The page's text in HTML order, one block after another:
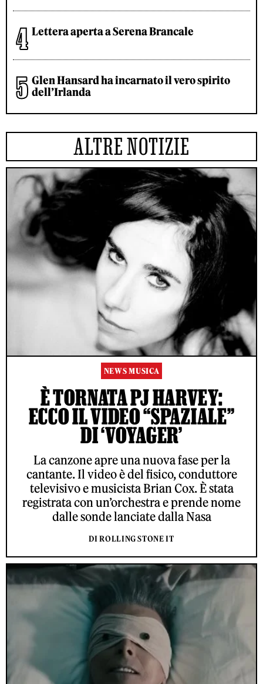
Lettera aperta a Serena Brancale
Glen Hansard ha incarnato il vero spirito
dell’Irlanda
ALTRE NOTIZIE
NEWS MUSICA
È TORNATA PJ HARVEY:
ECCO IL VIDEO “SPAZIALE”
DI ‘VOYAGER’
La canzone apre una nuova fase per la
cantante. Il video è del fisico, conduttore
televisivo e musicista Brian Cox. È stata
registrata con un’orchestra e prende nome
dalle sonde lanciate dalla Nasa
DI ROLLING STONE IT